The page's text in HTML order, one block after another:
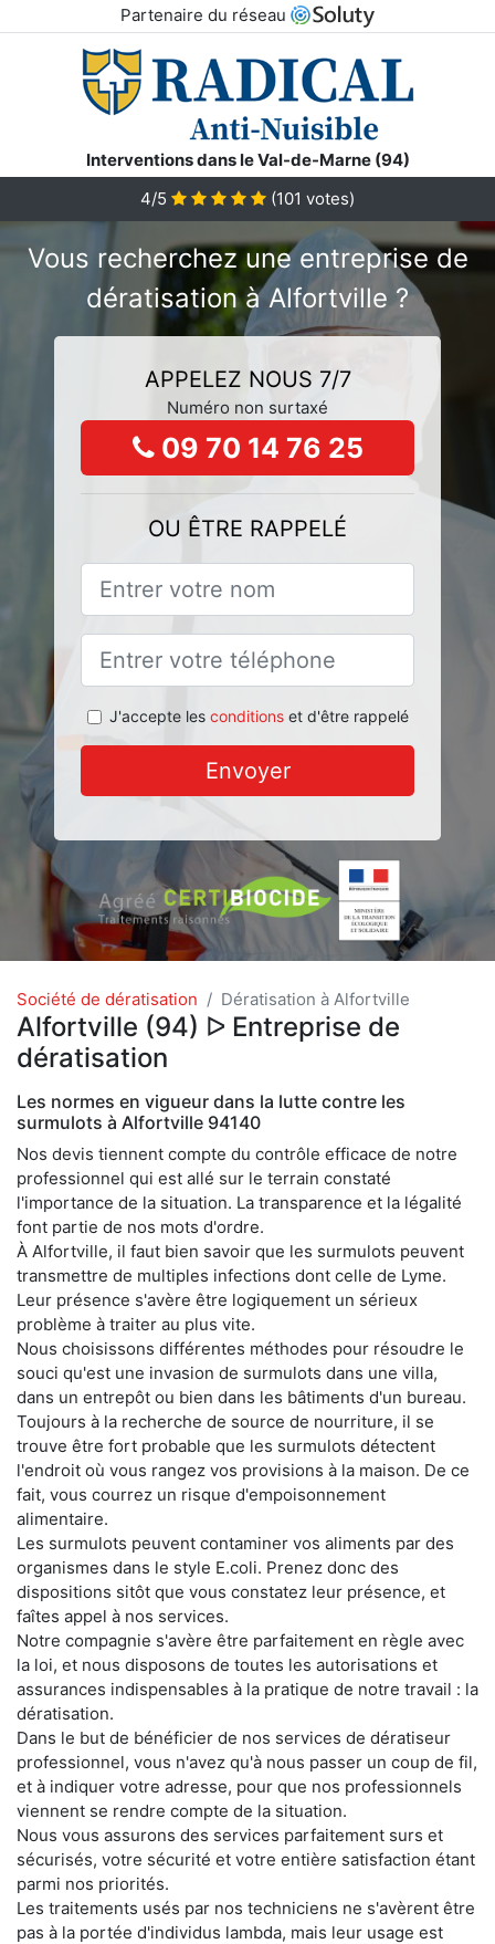
Partenaire du réseau
Interventions dans le Val-de-Marne (94)
4/5
(101 votes)
Vous recherchez une entreprise de
dératisation à Alfortville ?
APPELEZ NOUS 7/7
Numéro non surtaxé
09 70 14 76 25
OU ÊTRE RAPPELÉ
J'accepte les conditionset d'être rappelé
Envoyer
Société de dératisation Dératisation à Alfortville
Alfortville (94) ᐅ Entreprise de
dératisation
Les normes en vigueur dans la lutte contre les
surmulots à Alfortville 94140
Nos devis tiennent compte du contrôle efficace de notre
professionnel qui est allé sur le terrain constaté
l'importance de la situation. La transparence et la légalité
font partie de nos mots d'ordre.
À Alfortville, il faut bien savoir que les surmulots peuvent
transmettre de multiples infections dont celle de Lyme.
Leur présence s'avère être logiquement un sérieux
problème à traiter au plus vite.
Nous choisissons différentes méthodes pour résoudre le
souci qu'est une invasion de surmulots dans une villa,
dans un entrepôt ou bien dans les bâtiments d'un bureau.
Toujours à la recherche de source de nourriture, il se
trouve être fort probable que les surmulots détectent
l'endroit où vous rangez vos provisions à la maison. De ce
fait, vous courrez un risque d'empoisonnement
alimentaire.
Les surmulots peuvent contaminer vos aliments par des
organismes dans le style E.coli. Prenez donc des
dispositions sitôt que vous constatez leur présence, et
faîtes appel à nos services.
Notre compagnie s'avère être parfaitement en règle avec
la loi, et nous disposons de toutes les autorisations et
assurances indispensables à la pratique de notre travail : la
dératisation.
Dans le but de bénéficier de nos services de dératiseur
professionnel, vous n'avez qu'à nous passer un coup de fil,
et à indiquer votre adresse, pour que nos professionnels
viennent se rendre compte de la situation.
Nous vous assurons des services parfaitement surs et
sécurisés, votre sécurité et votre entière satisfaction étant
parmi nos priorités.
Les traitements usés par nos techniciens ne s'avèrent être
pas à la portée d'individus lambda, mais leur usage est